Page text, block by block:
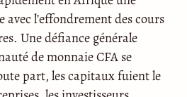
l’effondrement des cours
Une défiance générale
de monnaie CFA se
part, les capitaux fuient le